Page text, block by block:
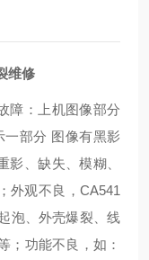
维修
障：上机图像部分
一部分 图像有黑影
影、缺失、模糊、
外观不良，CA541
泡、外壳爆裂、线
；功能不良，如：